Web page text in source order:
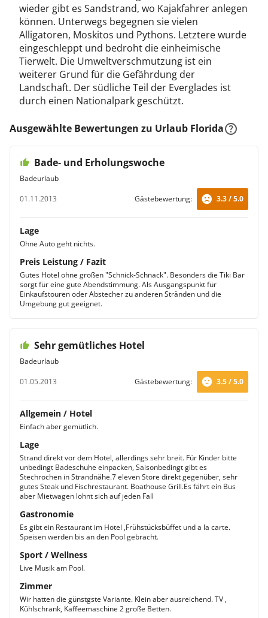
wieder gibt es Sandstrand, wo Kajakfahrer anlegen
können. Unterwegs begegnen sie vielen
Alligatoren, Moskitos und Pythons. Letztere wurde
eingeschleppt und bedroht die einheimische
Tierwelt. Die Umweltverschmutzung ist ein
weiterer Grund für die Gefährdung der
Landschaft. Der südliche Teil der Everglades ist
durch einen Nationalpark geschützt.
Ausgewählte Bewertungen zu Urlaub Florida
Bade- und Erholungswoche
Badeurlaub
01.11.2013
Gästebewertung: 3.3 / 5.0
Lage
Ohne Auto geht nichts.
Preis Leistung / Fazit
Gutes Hotel ohne großen "Schnick-Schnack". Besonders die Tiki Bar
sorgt für eine gute Abendstimmung. Als Ausgangspunkt für
Einkaufstouren oder Abstecher zu anderen Stränden und die
Umgebung gut geeignet.
Sehr gemütliches Hotel
Badeurlaub
01.05.2013
Gästebewertung: 3.5 / 5.0
Allgemein / Hotel
Einfach aber gemütlich.
Lage
Strand direkt vor dem Hotel, allerdings sehr breit. Für Kinder bitte
unbedingt Badeschuhe einpacken, Saisonbedingt gibt es
Stechrochen in Strandnähe.7 eleven Store direkt gegenüber, sehr
gutes Steak und Fischrestaurant. Boathouse Grill.Es fährt ein Bus
aber Mietwagen lohnt sich auf jeden Fall
Gastronomie
Es gibt ein Restaurant im Hotel ,Frühstücksbüffet und a la carte.
Speisen werden bis an den Pool gebracht.
Sport / Wellness
Live Musik am Pool.
Zimmer
Wir hatten die günstgste Variante. Klein aber ausreichend. TV ,
Kühlschrank, Kaffeemaschine 2 große Betten.